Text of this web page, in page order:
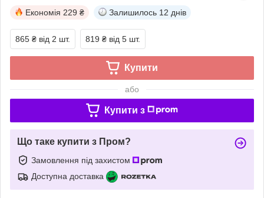
Економія 229 ₴ Залишилось 12 днів
865 ₴ від 2 шт. 819 ₴ від 5 шт.
Купити
або
Купити з
Що таке купити з Пром?
Замовлення під захистом
Доступна доставка